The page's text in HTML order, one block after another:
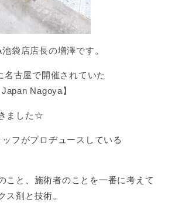
袋店店長の増澤です。
名古屋で開催されていた
Nagoya】
ました☆
フがプロヂュースしている
こと、施術者のことを一番に考えて
ス剤と技術。